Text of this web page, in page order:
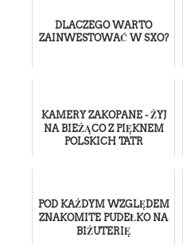
DLACZEGO WARTO
ZAINWESTOWAĆ W SXO?
KAMERY ZAKOPANE - ŻYJ
NA BIEŻĄCO Z PIĘKNEM
POLSKICH TATR
POD KAŻDYM WZGLĘDEM
ZNAKOMITE PUDEŁKO NA
BIŻUTERIĘ